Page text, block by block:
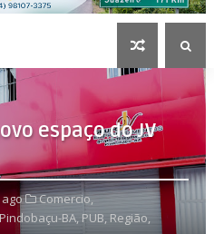
espaço do JV
Comercio,
Pindobaçu-BA, PUB, Região,